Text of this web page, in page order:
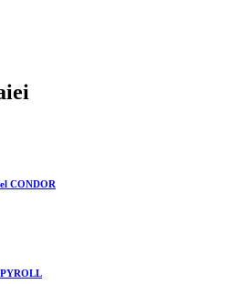
CONDOR